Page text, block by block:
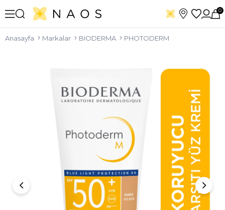
0
Anasayfa Markalar BIODERMA PHOTODERM